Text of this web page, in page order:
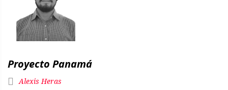
Proyecto Panamá
Alexis Heras